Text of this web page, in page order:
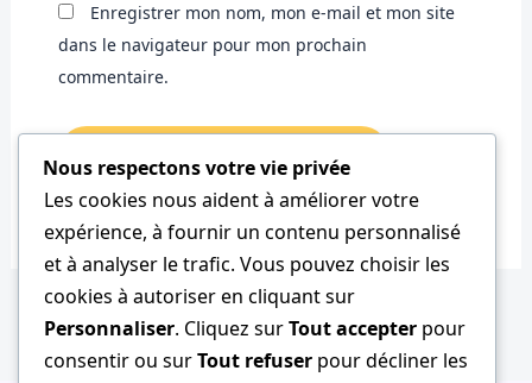
Enregistrer mon nom, mon e-mail et mon site
dans le navigateur pour mon prochain
commentaire.
Nous respectons votre vie privée
Les cookies nous aident à améliorer votre
expérience, à fournir un contenu personnalisé
et à analyser le trafic. Vous pouvez choisir les
cookies à autoriser en cliquant sur
Personnaliser. Cliquez surTout accepter pour
consentir ou surTout refuser pour décliner les